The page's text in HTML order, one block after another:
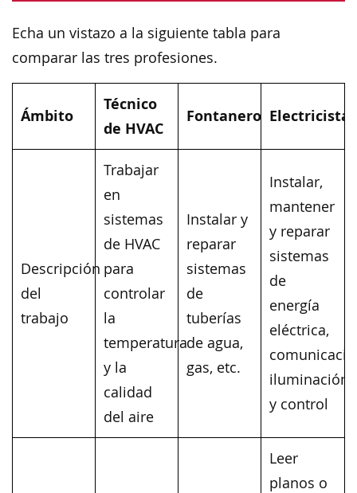
Echa un vistazo a la siguiente tabla para
comparar las tres profesiones.
Ámbito
Técnico
de HVAC
Fontanero Electricista
Descripción
del
trabajo
Trabajar
en
sistemas
de HVAC
para
controlar
la
temperatura
y la
calidad
del aire
Instalar y
reparar
sistemas
de
tuberías
de agua,
gas, etc.
Instalar,
mantener
y reparar
sistemas
de
energía
eléctrica,
iluminación
y control
Leer
planos o